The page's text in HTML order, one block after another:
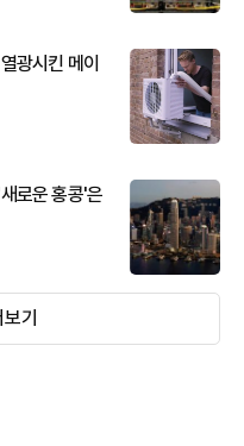
광시킨 메이
로운 홍콩'은
기